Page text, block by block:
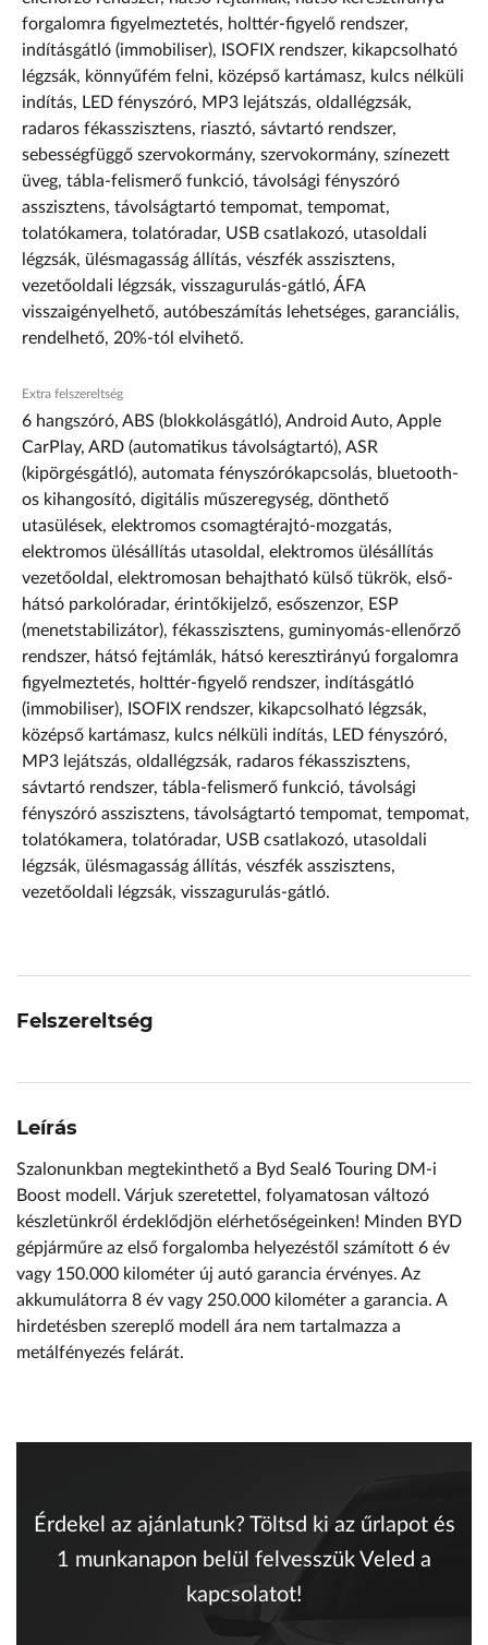
forgalomra figyelmeztetés, holttér-figyelő rendszer,
indításgátló (immobiliser), ISOFIX rendszer, kikapcsolható
légzsák, könnyűfém felni, középső kartámasz, kulcs nélküli
indítás, LED fényszóró, MP3 lejátszás, oldallégzsák,
radaros fékasszisztens, riasztó, sávtartó rendszer,
sebességfüggő szervokormány, szervokormány, színezett
üveg, tábla-felismerő funkció, távolsági fényszóró
asszisztens, távolságtartó tempomat, tempomat,
tolatókamera, tolatóradar, USB csatlakozó, utasoldali
légzsák, ülésmagasság állítás, vészfék asszisztens,
vezetőoldali légzsák, visszagurulás-gátló, ÁFA
visszaigényelhető, autóbeszámítás lehetséges, garanciális,
rendelhető, 20%-tól elvihető.
Extra felszereltség
6 hangszóró, ABS (blokkolásgátló), Android Auto, Apple
CarPlay, ARD (automatikus távolságtartó), ASR
(kipörgésgátló), automata fényszórókapcsolás, bluetooth-
os kihangosító, digitális műszeregység, dönthető
utasülések, elektromos csomagtérajtó-mozgatás,
elektromos ülésállítás utasoldal, elektromos ülésállítás
vezetőoldal, elektromosan behajtható külső tükrök, első-
hátsó parkolóradar, érintőkijelző, esőszenzor, ESP
(menetstabilizátor), fékasszisztens, guminyomás-ellenőrző
rendszer, hátsó fejtámlák, hátsó keresztirányú forgalomra
figyelmeztetés, holttér-figyelő rendszer, indításgátló
(immobiliser), ISOFIX rendszer, kikapcsolható légzsák,
középső kartámasz, kulcs nélküli indítás, LED fényszóró,
MP3 lejátszás, oldallégzsák, radaros fékasszisztens,
sávtartó rendszer, tábla-felismerő funkció, távolsági
fényszóró asszisztens, távolságtartó tempomat, tempomat,
tolatókamera, tolatóradar, USB csatlakozó, utasoldali
légzsák, ülésmagasság állítás, vészfék asszisztens,
vezetőoldali légzsák, visszagurulás-gátló.
Felszereltség
Leírás
Szalonunkban megtekinthető a Byd Seal6 Touring DM-i
Boost modell. Várjuk szeretettel, folyamatosan változó
készletünkről érdeklődjön elérhetőségeinken! Minden BYD
gépjárműre az első forgalomba helyezéstől számított 6 év
vagy 150.000 kilométer új autó garancia érvényes. Az
akkumulátorra 8 év vagy 250.000 kilométer a garancia. A
hirdetésben szereplő modell ára nem tartalmazza a
metálfényezés felárát.
Érdekel az ajánlatunk? Töltsd ki az űrlapot és
1 munkanapon belül felvesszük Veled a
kapcsolatot!